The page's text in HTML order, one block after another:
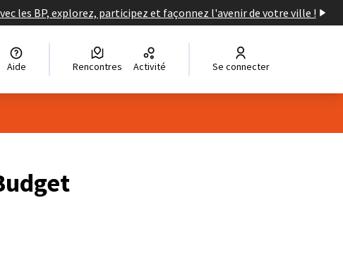
les BP, explorez, participez et façonnez l'avenir de votre ville !
Aide Rencontres Activité Se connecter